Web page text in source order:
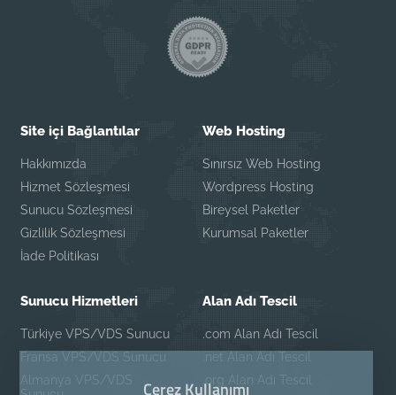
Site içi Bağlantılar
Hakkımızda
Hizmet Sözleşmesi
Sunucu Sözleşmesi
Gizlilik Sözleşmesi
İade Politikası
Web Hosting
Sınırsız Web Hosting
Wordpress Hosting
Bireysel Paketler
Kurumsal Paketler
Sunucu Hizmetleri
Türkiye VPS/VDS Sunucu
Fransa VPS/VDS Sunucu
Almanya VPS/VDS
Alan Adı Tescil
.com Alan Adı Tescil
.net Alan Adı Tescil
.org Alan Adı Tescil
Çerez Kullanımı